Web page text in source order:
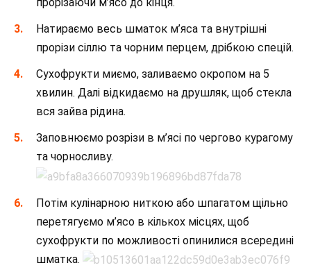
Натираємо весь шматок м’яса та внутрішні
прорізи сіллю та чорним перцем, дрібкою спецій.
Сухофрукти миємо, заливаємо окропом на 5
хвилин. Далі відкидаємо на друшляк, щоб стекла
вся зайва рідина.
Заповнюємо розрізи в м’ясі по чергово курагому
та чорносливу.
Потім кулінарною ниткою або шпагатом щільно
перетягуємо м’ясо в кількох місцях, щоб
сухофрукти по можливості опинилися всередині
шматка.